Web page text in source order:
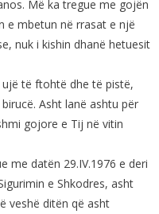
Më ka tregue me gojën
e mbetun në rrasat e një
nuk i kishin dhanë hetuesit
të ftohtë dhe të pistë,
Asht lanë ashtu për
gojore e Tij në vitin
me datën 29.IV.1976 e deri
e Shkodres, asht
veshë ditën që asht